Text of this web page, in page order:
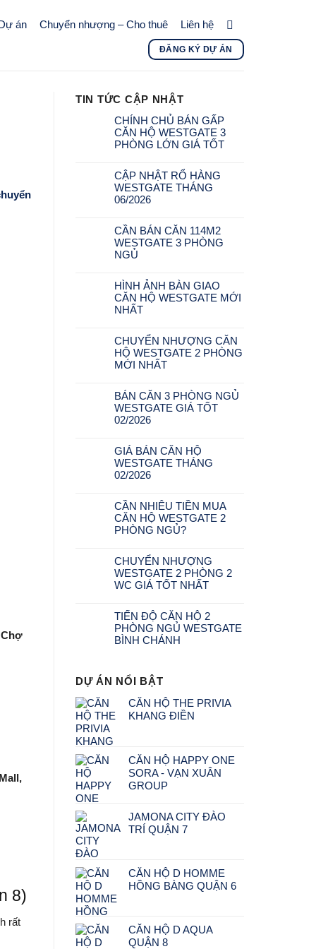
án Chuyển nhượng – Cho thuê Liên hệ
ĐĂNG KÝ DỰ ÁN
8)
rất
TIN TỨC CẬP NHẬT
CHÍNH CHỦ BÁN GẤP
CĂN HỘ WESTGATE 3
PHÒNG LỚN GIÁ TỐT
CẬP NHẬT RỔ HÀNG
WESTGATE THÁNG
06/2026
CẦN BÁN CĂN 114M2
WESTGATE 3 PHÒNG
NGỦ
HÌNH ẢNH BÀN GIAO
CĂN HỘ WESTGATE MỚI
NHẤT
CHUYỂN NHƯỢNG CĂN
HỘ WESTGATE 2 PHÒNG
MỚI NHẤT
BÁN CĂN 3 PHÒNG NGỦ
WESTGATE GIÁ TỐT
02/2026
GIÁ BÁN CĂN HỘ
WESTGATE THÁNG
02/2026
CẦN NHIÊU TIỀN MUA
CĂN HỘ WESTGATE 2
PHÒNG NGỦ?
CHUYỂN NHƯỢNG
WESTGATE 2 PHÒNG 2
WC GIÁ TỐT NHẤT
TIẾN ĐỘ CĂN HỘ 2
PHÒNG NGỦ WESTGATE
BÌNH CHÁNH
DỰ ÁN NỔI BẬT
CĂN HỘ THE PRIVIA
KHANG ĐIỀN
CĂN HỘ HAPPY ONE
SORA - VẠN XUÂN
GROUP
gốc
là:
hiện
tại
JAMONA CITY ĐÀO
TRÍ QUẬN 7
CĂN HỘ D HOMME
HỒNG BÀNG QUẬN 6
CĂN HỘ D AQUA
QUẬN 8